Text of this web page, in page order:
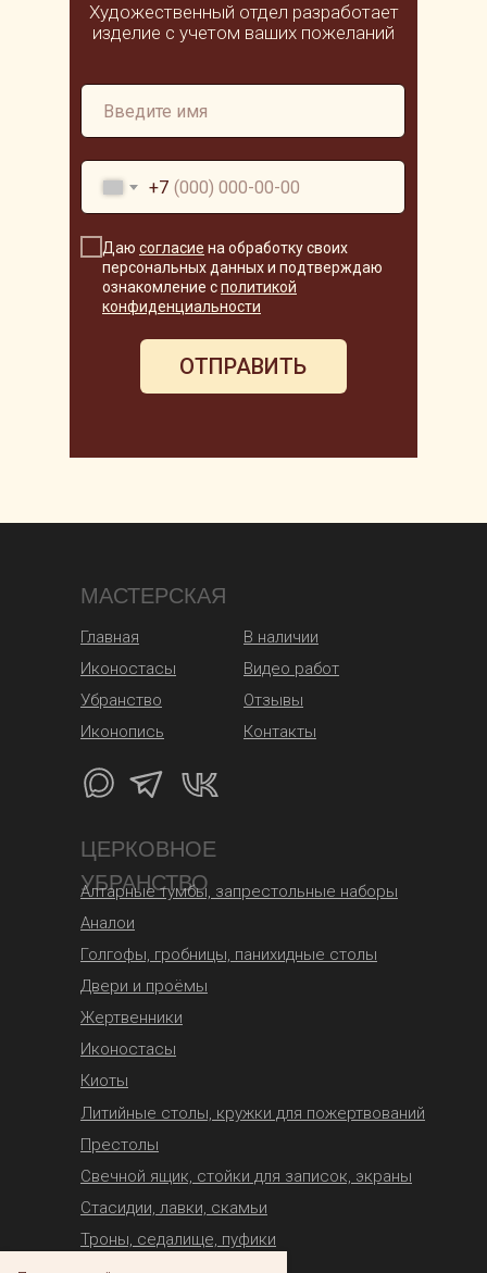
Художественный отдел разработает
изделие с учетом ваших пожеланий
+7
Даю согласие на обработку своих
персональных данных и подтверждаю
ознакомление сполитикой
конфиденциальности
ОТПРАВИТЬ
МАСТЕРСКАЯ
Главная
Иконостасы
Убранство
Видео работ
Отзывы
Контакты
ЦЕРКОВНОЕ
УБРАНСТВО
Алтарные тумбы, запрестольные наборы
Иконопись
В наличии
Аналои
Голгофы, гробницы, панихидные столы
Двери и проёмы
Жертвенники
Иконостасы
Киоты
Литийные столы, кружки для пожертвований
Престолы
Свечной ящик, стойки для записок, экраны
Стасидии, лавки, скамьи
Троны, седалище, пуфики